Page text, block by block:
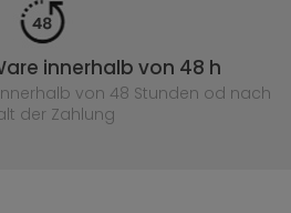
innerhalb von 48 h
von 48 Stunden od nach
der Zahlung